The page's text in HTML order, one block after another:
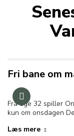
Fri bane om
Fra uge 32 spiller
kun om onsdagen
Læs mere